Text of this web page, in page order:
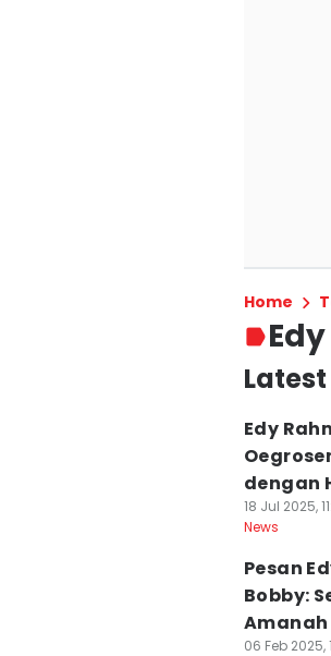
Home
Edy
dengan
18 Jul 2025,
News
Pesan
Bobby:
Amanah
06 Feb 2025,